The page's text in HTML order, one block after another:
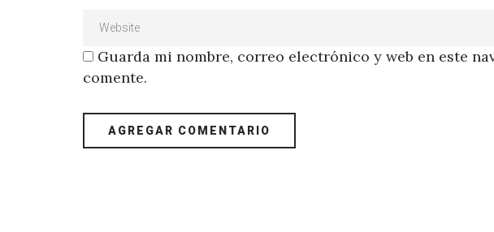
Guarda mi nombre, correo electrónico y web en este
comente.